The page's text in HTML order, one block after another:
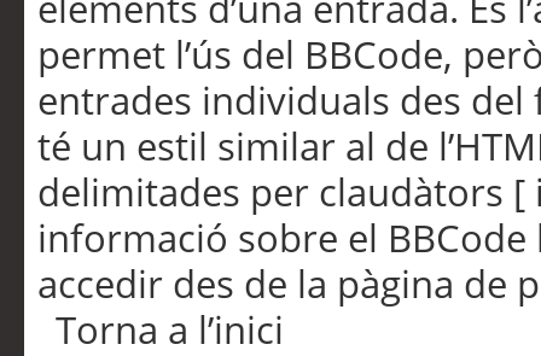
permet l’ús del BBCode,
entrades individuals des
té un estil similar al de
delimitades per claudàtors [
informació sobre el
accedir des de la pàgina de
Torna a l’inici